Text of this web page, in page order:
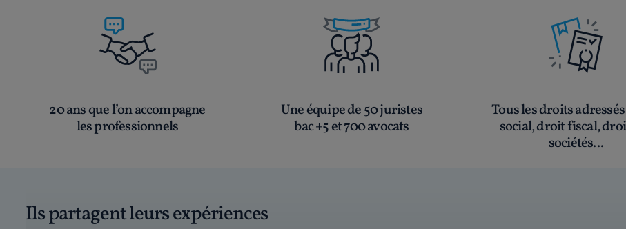
20 ans que l’on accompagne
les professionnels
Une équipe de 50 juristes
bac +5 et 700 avocats
Tous les droits adressés
social, droit fiscal,
sociétés...
Ils partagent leurs expériences